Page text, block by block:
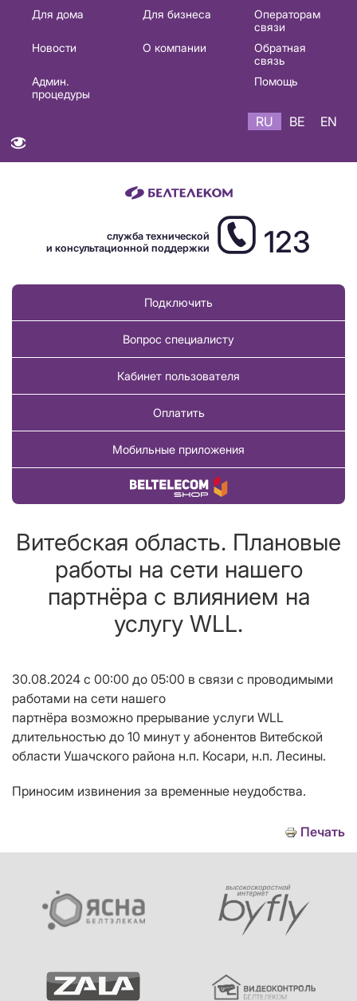
Основная
навигация
Для дома Для бизнеса
Операторам
связи
Новости
О компании
Обратная
связь
Админ.
процедуры
Помощь
RU BE EN
служба технической
и консультационной поддержки
123
Подключить
Вопрос специалисту
Кабинет пользователя
Оплатить
Мобильные приложения
Купить товар
Витебская область. Плановые
работы на сети нашего
партнёра с влиянием на
услугу WLL.
30.08.2024 с 00:00 до 05:00 в связи с проводимыми
работами на сети нашего
партнёра возможно прерывание услуги WLL
длительностью до 10 минут у абонентов Витебской
области Ушачского района н.п. Косари, н.п. Лесины.
Приносим извинения за временные неудобства.
Печать